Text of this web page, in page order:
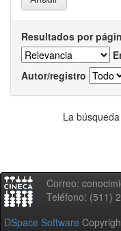
Resultados por
Autor/registro
La
Correo:
Teléfono: (511)
DSpace Software